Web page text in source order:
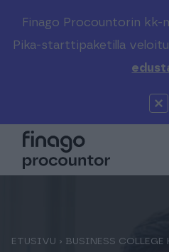
Finago Procountorin kk-
Pika-starttipaketilla
Etsi
Valitse
Global (EN)
Solo
Sopimuskone
Kenelle
Tilitoimistoille
ETUSIVU › BUSINESS COLLEGE